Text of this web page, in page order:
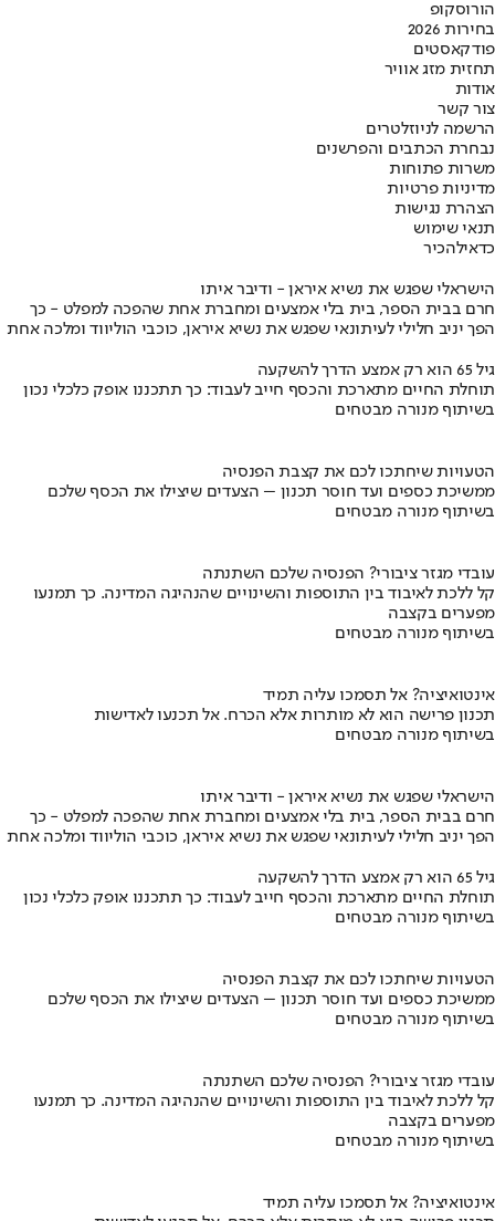
הורוסקופ
בחירות 2026
פודקאסטים
תחזית מזג אוויר
אודות
צור קשר
הרשמה לניוזלטרים
נבחרת הכתבים והפרשנים
משרות פתוחות
מדיניות פרטיות
הצהרת נגישות
תנאי שימוש
כדאילהכיר
הישראלי שפגש את נשיא איראן - ודיבר איתו
חרם בבית הספר, בית בלי אמצעים ומחברת אחת שהפכה למפלט - כך
הפך יניב חלילי לעיתונאי שפגש את נשיא איראן, כוכבי הוליווד ומלכה אחת
גיל 65 הוא רק אמצע הדרך להשקעה
תוחלת החיים מתארכת והכסף חייב לעבוד: כך תתכננו אופק כלכלי נכון
בשיתוף מנורה מבטחים
הטעויות שיחתכו לכם את קצבת הפנסיה
ממשיכת כספים ועד חוסר תכנון – הצעדים שיצילו את הכסף שלכם
בשיתוף מנורה מבטחים
עובדי מגזר ציבורי? הפנסיה שלכם השתנתה
קל ללכת לאיבוד בין התוספות והשינויים שהנהיגה המדינה. כך תמנעו
מפערים בקצבה
בשיתוף מנורה מבטחים
אינטואיציה? אל תסמכו עליה תמיד
תכנון פרישה הוא לא מותרות אלא הכרח. אל תכנעו לאדישות
בשיתוף מנורה מבטחים
הישראלי שפגש את נשיא איראן - ודיבר איתו
חרם בבית הספר, בית בלי אמצעים ומחברת אחת שהפכה למפלט - כך
הפך יניב חלילי לעיתונאי שפגש את נשיא איראן, כוכבי הוליווד ומלכה אחת
גיל 65 הוא רק אמצע הדרך להשקעה
תוחלת החיים מתארכת והכסף חייב לעבוד: כך תתכננו אופק כלכלי נכון
בשיתוף מנורה מבטחים
הטעויות שיחתכו לכם את קצבת הפנסיה
ממשיכת כספים ועד חוסר תכנון – הצעדים שיצילו את הכסף שלכם
בשיתוף מנורה מבטחים
עובדי מגזר ציבורי? הפנסיה שלכם השתנתה
קל ללכת לאיבוד בין התוספות והשינויים שהנהיגה המדינה. כך תמנעו
מפערים בקצבה
בשיתוף מנורה מבטחים
אינטואיציה? אל תסמכו עליה תמיד